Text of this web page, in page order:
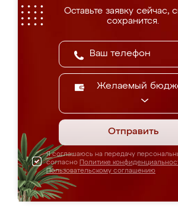
Оставьте заявку сейчас,
сохранится.
Желаемый
Отправить
Я соглашаюсь на передачу
согласно Политике
Пользовательскому соглашению